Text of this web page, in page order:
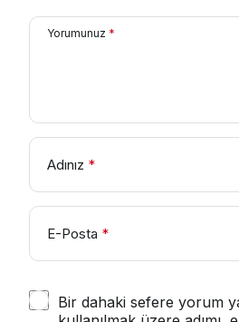
Yorumunuz *
Adınız *
E-Posta *
Bir dahaki sefere yorum